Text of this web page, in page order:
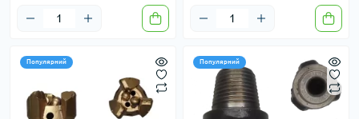
Популярний Популярний